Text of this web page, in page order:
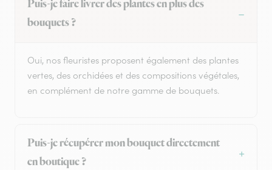
Puis-je faire livrer des plantes en plus des
bouquets ?
Oui, nos fleuristes proposent également des plantes
vertes, des orchidées et des compositions végétales,
en complément de notre gamme de bouquets.
Puis-je récupérer mon bouquet directement
en boutique ?